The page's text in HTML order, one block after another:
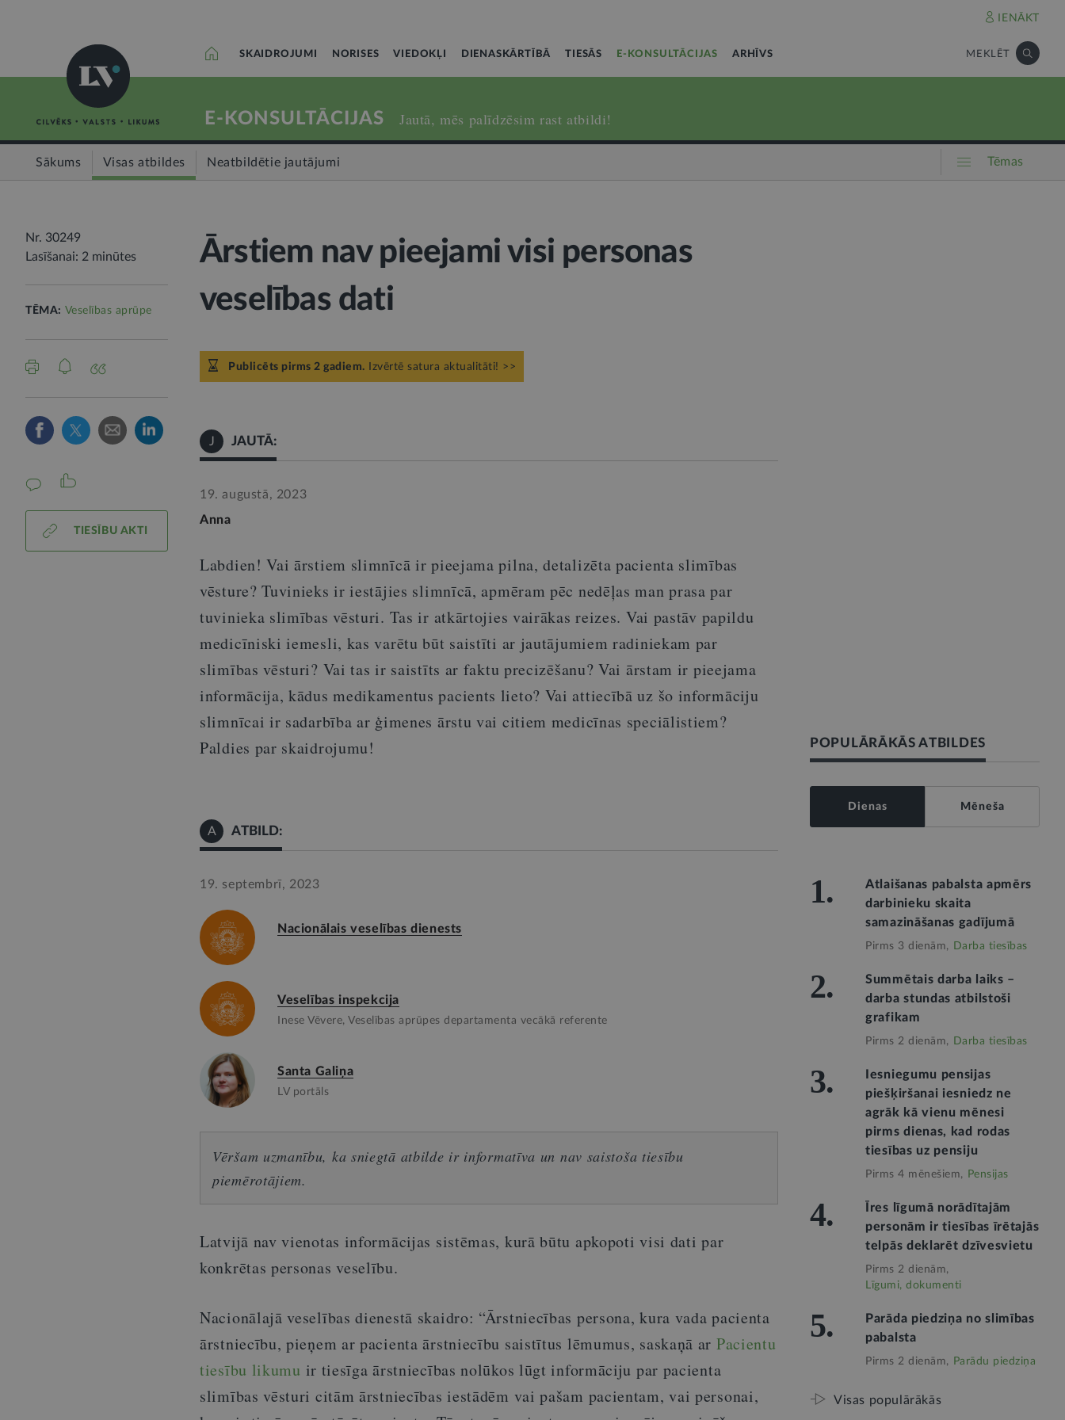
IENĀKT
SKAIDROJUMI NORISES VIEDOKĻI DIENASKĀRTĪBĀ TIESĀS E-KONSULTĀCIJAS ARHĪVS MEKLĒT
E-KONSULTĀCIJAS Jautā, mēs palīdzēsim rast atbildi!
Sākums Visas atbildes Neatbildētie jautājumi Tēmas
Nr. 30249
Lasīšanai: 2 minūtes
TĒMA: Veselības aprūpe
TIESĪBU AKTI
Ārstiem nav pieejami visi personas
veselības dati
Publicēts pirms 2 gadiem. Izvērtē satura aktualitāti! >>
J JAUTĀ:
19. augustā, 2023
Anna
Labdien! Vai ārstiem slimnīcā ir pieejama pilna, detalizēta pacienta slimības
vēsture? Tuvinieks ir iestājies slimnīcā, apmēram pēc nedēļas man prasa par
tuvinieka slimības vēsturi. Tas ir atkārtojies vairākas reizes. Vai pastāv papildu
medicīniski iemesli, kas varētu būt saistīti ar jautājumiem radiniekam par
slimības vēsturi? Vai tas ir saistīts ar faktu precizēšanu? Vai ārstam ir pieejama
informācija, kādus medikamentus pacients lieto? Vai attiecībā uz šo informāciju
slimnīcai ir sadarbība ar ģimenes ārstu vai citiem medicīnas speciālistiem?
Paldies par skaidrojumu!
A ATBILD:
19. septembrī, 2023
Nacionālais veselības dienests
Veselības inspekcija
Inese Vēvere, Veselības aprūpes departamenta vecākā referente
Santa Galiņa
LV portāls
Vēršam uzmanību, ka sniegtā atbilde ir informatīva un nav saistoša tiesību
piemērotājiem.
Latvijā nav vienotas informācijas sistēmas, kurā būtu apkopoti visi dati par
konkrētas personas veselību.
Nacionālajā veselības dienestā skaidro: “Ārstniecības persona, kura vada pacienta
ārstniecību, pieņem ar pacienta ārstniecību saistītus lēmumus, saskaņā ar Pacientu
tiesību likumu ir tiesīga ārstniecības nolūkos lūgt informāciju par pacienta
slimības vēsturi citām ārstniecības iestādēm vai pašam pacientam, vai personai,
POPULĀRĀKĀS ATBILDES
Dienas Mēneša
1.
Atlaišanas pabalsta apmērs
darbinieku skaita
samazināšanas gadījumā
Pirms 3 dienām, Darba tiesības
2.
Summētais darba laiks –
darba stundas atbilstoši
grafikam
Pirms 2 dienām, Darba tiesības
3.
Iesniegumu pensijas
piešķiršanai iesniedz ne
agrāk kā vienu mēnesi
pirms dienas, kad rodas
tiesības uz pensiju
Pirms 4 mēnešiem, Pensijas
4.
Īres līgumā norādītajām
personām ir tiesības īrētajās
telpās deklarēt dzīvesvietu
Pirms 2 dienām,
Līgumi, dokumenti
5.
Parāda piedziņa no slimības
pabalsta
Pirms 2 dienām, Parādu piedziņa
Visas populārākās